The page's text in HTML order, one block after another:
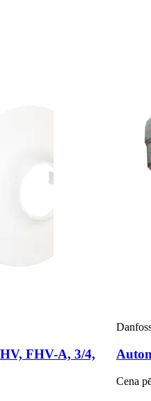
FHV-A, 3/4,
Cena